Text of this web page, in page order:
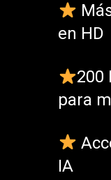
en HD
200
para
IA